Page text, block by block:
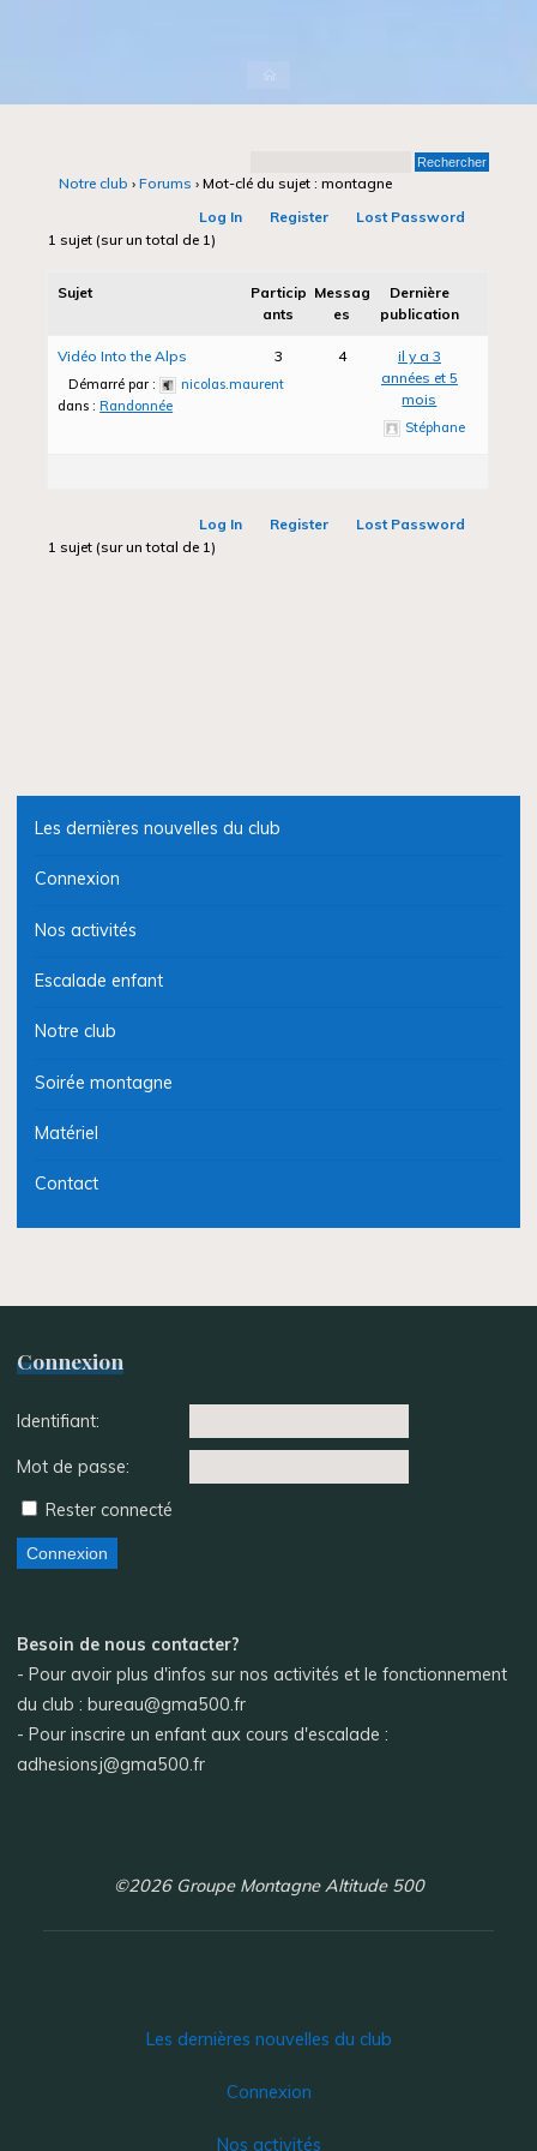
Notre club › Forums › Mot-clé du sujet : montagne
Log In
Register
Lost Password
1 sujet (sur un total de 1)
Sujet
Particip
ants
Messag
es
Dernière
publication
Vidéo Into the Alps
Démarré par :
nicolas.maurent
dans : Randonnée
3 4
il y a 3
années et 5
mois
Stéphane
Log In Register
Lost Password
1 sujet (sur un total de 1)
Les dernières nouvelles du club
Connexion
Nos activités
Escalade enfant
Notre club
Soirée montagne
Matériel
Contact
Connexion
Identifiant:
Mot de passe:
Rester connecté
Connexion
Besoin de nous contacter?
- Pour avoir plus d'infos sur nos activités et le fonctionnement
du club : bureau@gma500.fr
- Pour inscrire un enfant aux cours d'escalade :
adhesionsj@gma500.fr
©2026 Groupe Montagne Altitude 500
Les dernières nouvelles du club
Connexion
Nos activités